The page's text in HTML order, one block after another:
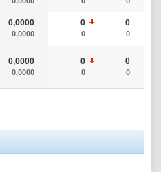
0,0000
0,0000
0
0
0
0
0,0000
0,0000
0
0
0
0